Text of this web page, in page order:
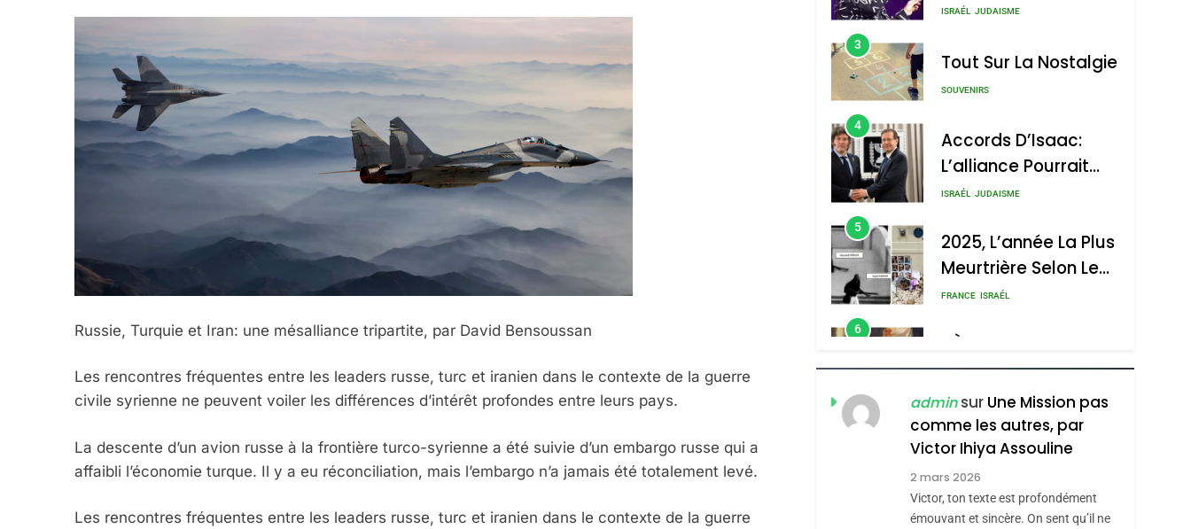
Russie, Turquie et Iran: une mésalliance tripartite, par David Bensoussan
Les rencontres fréquentes entre les leaders russe, turc et iranien dans le contexte de la guerre
civile syrienne ne peuvent voiler les différences d’intérêt profondes entre leurs pays.
La descente d’un avion russe à la frontière turco-syrienne a été suivie d’un embargo russe qui a
affaibli l’économie turque. Il y a eu réconciliation, mais l’embargo n’a jamais été totalement levé.
Les rencontres fréquentes entre les leaders russe, turc et iranien dans le contexte de la guerre
Nouvelle Chanson De
ISRAÉL JUDAISME
3
Tout Sur La Nostalgie
SOUVENIRS
4
Accords D’Isaac:
L’alliance Pourrait
S’étendre À 13 Pays
ISRAÉL JUDAISME
5
2025, L’année La Plus
Meurtrière Selon Le
Rapport D’ADL
FRANCE ISRAÉL
6
FIÈRE, DIGNE ET
RÉSILIENTE :
POURQUOI JE
REVENDIQUE MA
JUDAÏTE Par Thérèse
Zrihen-Dvir
ISRAÉL JUDAISME
CE QUI NOUS
MANQUE – Jacques
Hadida
JUDAISME
adminsur Une Mission pas
comme les autres, par
Victor Ihiya Assouline
2 mars 2026
Victor, ton texte est profondément
émouvant et sincère. On sent qu’il ne